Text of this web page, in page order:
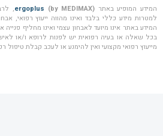
המידע המופיע באתר ergoplus (by MEDIMAX)
,
למטרות מידע כללי בלבד ואינו מהווה ייעוץ רפואי,
המידע באתר אינו מיועד לאבחון עצמי ואינו מחליף
בכל שאלה או בעיה רפואית יש לפנות לרופא ו/או
מייעוץ רפואי מקצועי ואין להימנע או לעכב קבלת